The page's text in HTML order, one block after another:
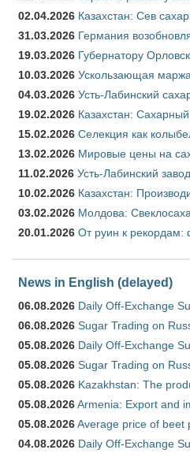
02.04.2026 Казахстан: Сев
31.03.2026 Германия
19.03.2026 Губернатору
10.03.2026 Ускользающая маржа
04.03.2026 Усть-Лабинский
19.02.2026 Казахстан:
15.02.2026 Селекция как
13.02.2026 Мировые цены на
11.02.2026 Усть-Лабинский
10.02.2026 Казахстан:
03.02.2026 Молдова:
20.01.2026 От руин к рекордам:
News in English (delayed)
06.08.2026 Daily Off-Exchange
06.08.2026 Sugar Trading on
05.08.2026 Daily Off-Exchange
05.08.2026 Sugar Trading on
05.08.2026 Kazakhstan: The
05.08.2026Armenia: Export and
05.08.2026Average price of beet
04.08.2026 Daily Off-Exchange